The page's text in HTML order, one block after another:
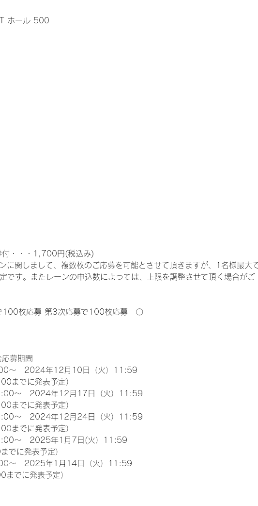
ホール 500
付・・・1,700円(税込み)
に関しまして、複数枚のご応募を可能とさせて頂きますが、1名様最大
です。またレーンの申込数によっては、上限を調整させて頂く場合がご
枚応募 第3次応募で100枚応募　〇
募期間
～　2024年12月10日（火）11:59
までに発表予定）
～　2024年12月17日（火）11:59
までに発表予定）
～　2024年12月24日（火）11:59
までに発表予定）
～　2025年1月7日(火）11:59
でに発表予定）
～　2025年1月14日（火）11:59
でに発表予定）